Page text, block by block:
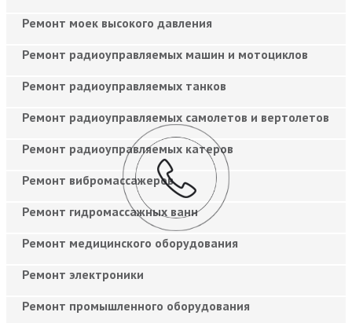
Ремонт моек высокого давления
Ремонт радиоуправляемых машин и мотоциклов
Ремонт радиоуправляемых танков
Ремонт радиоуправляемых самолетов и вертолетов
Ремонт радиоуправляемых катеров
Ремонт вибромассажеров
Ремонт гидромассажных ванн
Ремонт медицинского оборудования
Ремонт электроники
Ремонт промышленного оборудования